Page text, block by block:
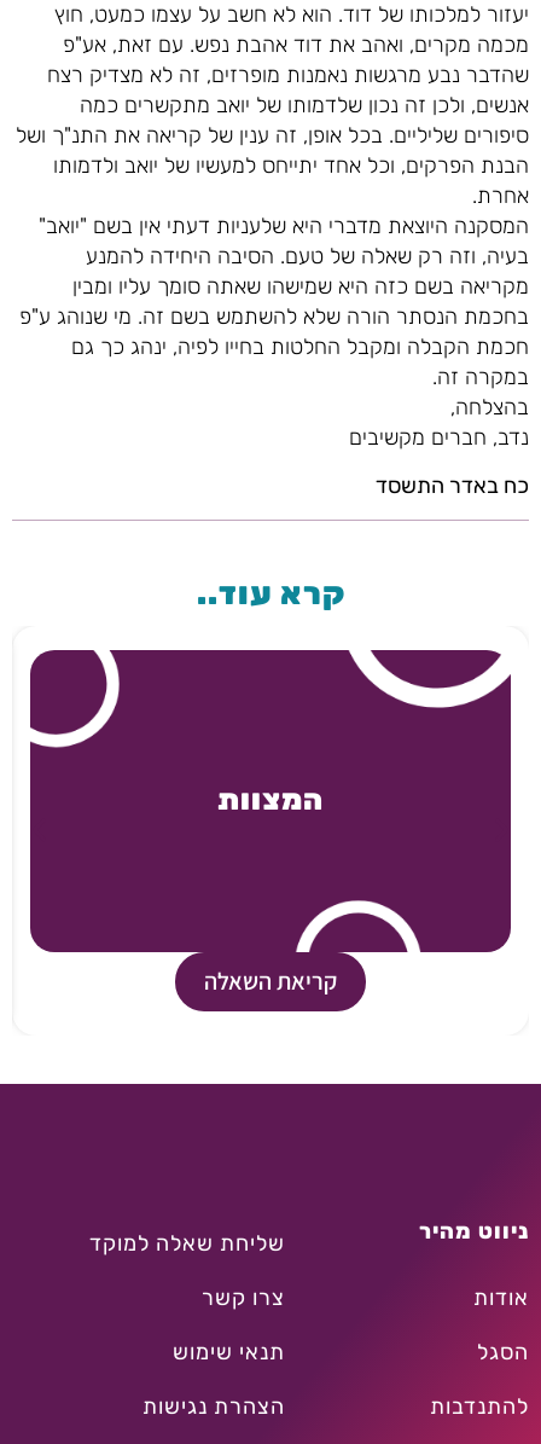
יעזור למלכותו של דוד. הוא לא חשב על עצמו כמעט, חוץ
מכמה מקרים, ואהב את דוד אהבת נפש. עם זאת, אע"פ
שהדבר נבע מרגשות נאמנות מופרזים, זה לא מצדיק רצח
אנשים, ולכן זה נכון שלדמותו של יואב מתקשרים כמה
סיפורים שליליים. בכל אופן, זה ענין של קריאה את התנ"ך ושל
הבנת הפרקים, וכל אחד יתייחס למעשיו של יואב ולדמותו
אחרת.
המסקנה היוצאת מדברי היא שלעניות דעתי אין בשם "יואב"
בעיה, וזה רק שאלה של טעם. הסיבה היחידה להמנע
מקריאה בשם כזה היא שמישהו שאתה סומך עליו ומבין
בחכמת הנסתר הורה שלא להשתמש בשם זה. מי שנוהג ע"פ
חכמת הקבלה ומקבל החלטות בחייו לפיה, ינהג כך גם
במקרה זה.
בהצלחה,
נדב, חברים מקשיבים
כח באדר התשסד
קרא עוד..
המצוות
קריאת השאלה
ניווט מהיר
אודות
הסגל
להתנדבות
שליחת שאלה למוקד
צרו קשר
תנאי שימוש
הצהרת נגישות